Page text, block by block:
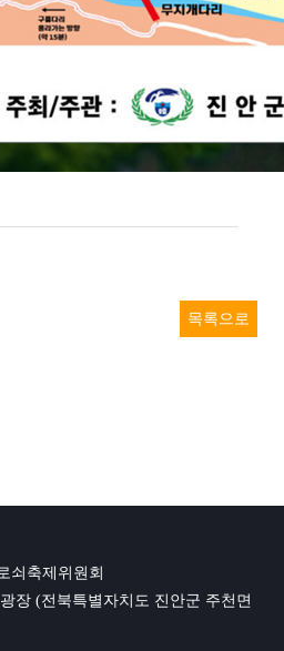
목록으로
쇠축제위원회
장 (전북특별자치도 진안군 주천면